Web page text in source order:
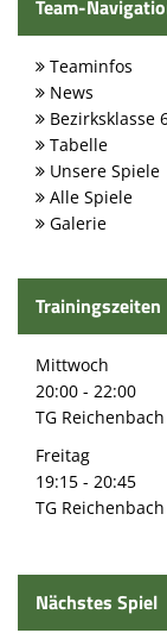
Team-
Teaminfos
News
Bezirksklasse
Tabelle
Unsere Spiele
Alle Spiele
Galerie
Trainingszeiten
Mittwoch
20:00 - 22:00
TG
Freitag
19:15 - 20:45
TG
Nächstes Spiel